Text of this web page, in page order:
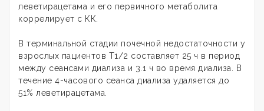
леветирацетама и его первичного метаболита
коррелирует с КК.
В терминальной стадии почечной недостаточности у
взрослых пациентов Т1/2 составляет 25 ч в период
между сеансами диализа и 3.1 ч во время диализа. В
течение 4-часового сеанса диализа удаляется до
51% леветирацетама.